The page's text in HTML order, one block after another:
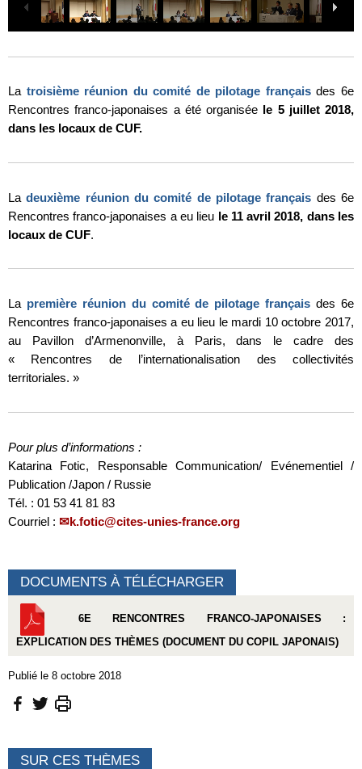
La troisième réunion du comité de pilotage françaisdes 6e
Rencontres franco-japonaises a été organisée le 5 juillet 2018,
dans les locaux de CUF.
Ladeuxième réunion du comité de pilotage français des 6e
Rencontres franco-japonaises a eu lieu le 11 avril 2018, dans les
locaux de CUF.
La première réunion du comité de pilotage français des 6e
Rencontres franco-japonaises a eu lieu le mardi 10 octobre 2017,
au Pavillon d’Armenonville, à Paris, dans le cadre des
« Rencontres de l’internationalisation des collectivités
territoriales. »
Pour plus d’informations :
Katarina Fotic, Responsable Communication/ Evénementiel /
Publication /Japon / Russie
Tél. : 01 53 41 81 83
Courriel :
k.fotic@cites-unies-france.org
DOCUMENTS À TÉLÉCHARGER
6E RENCONTRES FRANCO-JAPONAISES :
EXPLICATION DES THÈMES (DOCUMENT DU COPIL JAPONAIS)
Publié le 8 octobre 2018
SUR CES THÈMES